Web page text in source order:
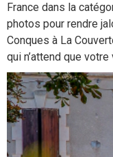
France dans la
photos pour rendre
Conques à La
qui n’attend que votre